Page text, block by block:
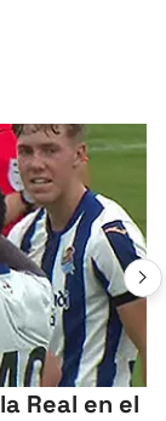
Real en el